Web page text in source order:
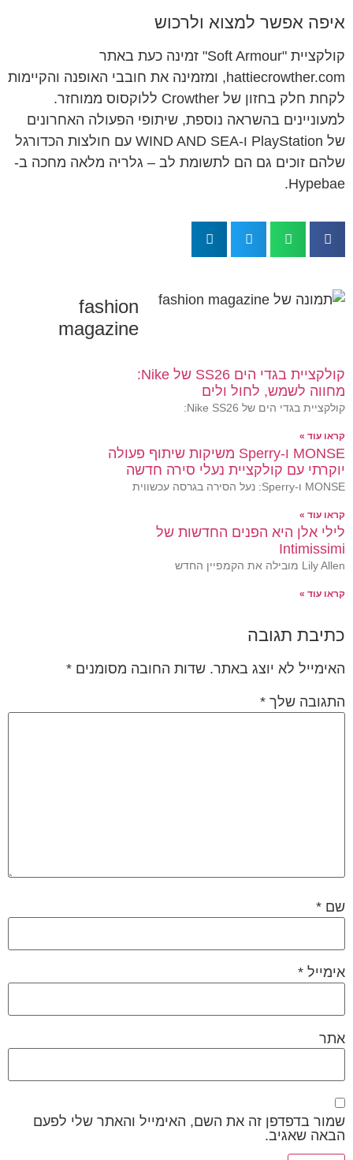
איפה אפשר למצוא ולרכוש
קולקציית "Soft Armour" זמינה כעת באתר
hattiecrowther.com, ומזמינה את חובבי האופנה והקיימות
לקחת חלק בחזון של Crowther ללוקסוס ממוחזר.
למעוניינים בהשראה נוספת, שיתופי הפעולה האחרונים
של PlayStation ו-WIND AND SEA עם חולצות הכדורגל
שלהם זוכים גם הם לתשומת לב – גלריה מלאה מחכה ב-
Hypebae.
fashion
magazine
קולקציית בגדי הים SS26 של Nike:
מחווה לשמש, לחול ולים
קולקציית בגדי הים של Nike SS26:
קראו עוד »
MONSE ו-Sperry משיקות שיתוף פעולה
יוקרתי עם קולקציית נעלי סירה חדשה
MONSE ו-Sperry: נעל הסירה בגרסה עכשווית
קראו עוד »
לילי אלן היא הפנים החדשות של
Intimissimi
Lily Allen מובילה את הקמפיין החדש
קראו עוד »
כתיבת תגובה
האימייל לא יוצג באתר. שדות החובה מסומנים *
התגובה שלך *
שם *
אימייל *
אתר
שמור בדפדפן זה את השם, האימייל והאתר שלי לפעם
הבאה שאגיב.